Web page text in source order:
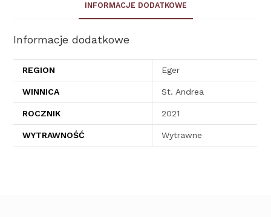
INFORMACJE DODATKOWE
Informacje dodatkowe
REGION Eger
WINNICA St. Andrea
ROCZNIK 2021
WYTRAWNOŚĆ Wytrawne